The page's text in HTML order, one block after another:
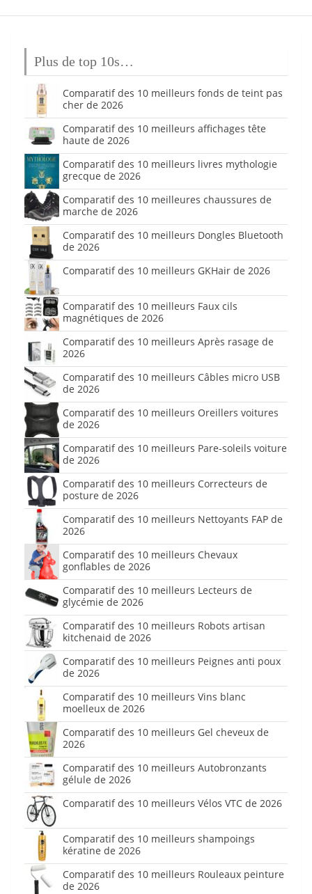
Plus de top 10s…
Comparatif des 10 meilleurs fonds de teint pas
cher de 2026
Comparatif des 10 meilleurs affichages tête
haute de 2026
Comparatif des 10 meilleurs livres mythologie
grecque de 2026
Comparatif des 10 meilleures chaussures de
marche de 2026
Comparatif des 10 meilleurs Dongles Bluetooth
de 2026
Comparatif des 10 meilleurs GKHair de 2026
Comparatif des 10 meilleurs Faux cils
magnétiques de 2026
Comparatif des 10 meilleurs Après rasage de
2026
Comparatif des 10 meilleurs Câbles micro USB
de 2026
Comparatif des 10 meilleurs Oreillers voitures
de 2026
Comparatif des 10 meilleurs Pare-soleils voiture
de 2026
Comparatif des 10 meilleurs Correcteurs de
posture de 2026
Comparatif des 10 meilleurs Nettoyants FAP de
2026
Comparatif des 10 meilleurs Chevaux
gonflables de 2026
Comparatif des 10 meilleurs Lecteurs de
glycémie de 2026
Comparatif des 10 meilleurs Robots artisan
kitchenaid de 2026
Comparatif des 10 meilleurs Peignes anti poux
de 2026
Comparatif des 10 meilleurs Vins blanc
moelleux de 2026
Comparatif des 10 meilleurs Gel cheveux de
2026
Comparatif des 10 meilleurs Autobronzants
gélule de 2026
Comparatif des 10 meilleurs Vélos VTC de 2026
Comparatif des 10 meilleurs shampoings
kératine de 2026
Comparatif des 10 meilleurs Rouleaux peinture
de 2026